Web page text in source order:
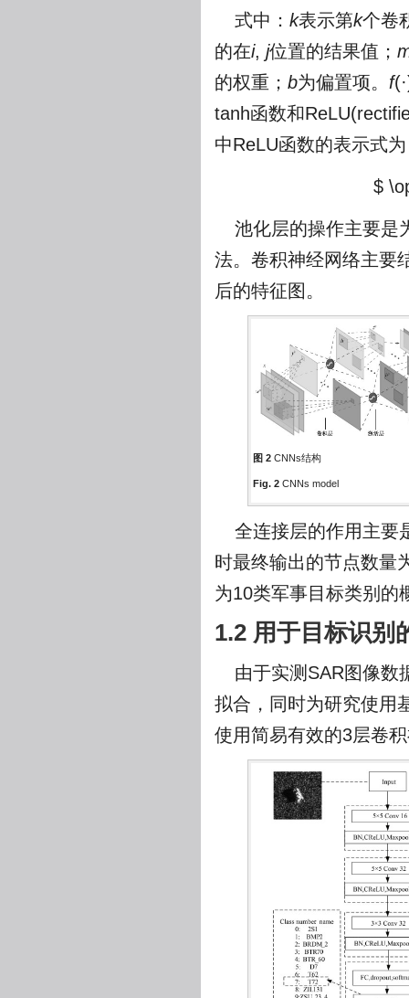
式中： k表示第k个卷
的在i, j位置的结果值；
的权重； b为偏置项。 f
tanh函数和
中ReLU函数的表示式为
$
池化层的操作主要是
法。卷积神经网络主要
后的特征图。
图 2 CNNs结构
Fig. 2 CNNs model
全连接层的作用主要
时最终输出的节点数量
为10类军事目标类别的
1.2 用于目标识别
由于实测SAR图像数
拟合，同时为研究使用
使用简易有效的3层卷